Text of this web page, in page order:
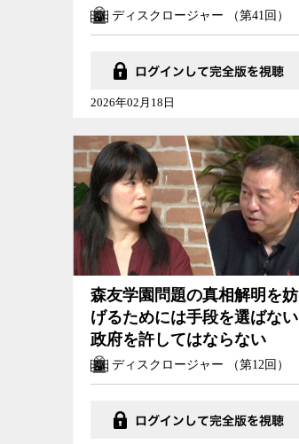
ディスクロージャー （第41回）
2026年02月18日
森友学園問題の真相解明を妨
げるためには手段を選ばない
政府を許してはならない
ディスクロージャー （第12回）